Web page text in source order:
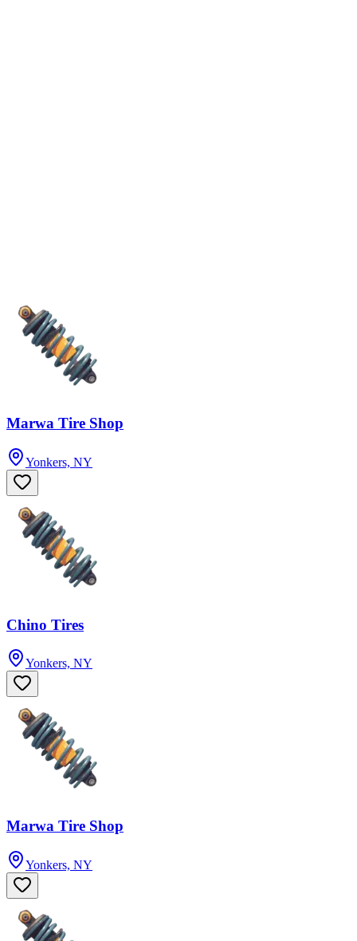
Marwa Tire Shop
Yonkers, NY
Chino Tires
Yonkers, NY
Marwa Tire Shop
Yonkers, NY